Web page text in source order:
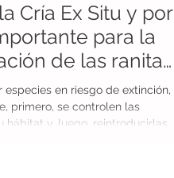
de Mehuín
Cría Ex Situ y por
para la
de las ranitas
especies en riesgo de extinción,
primero, se controlen las
hábitat y, luego, reintroducirlas